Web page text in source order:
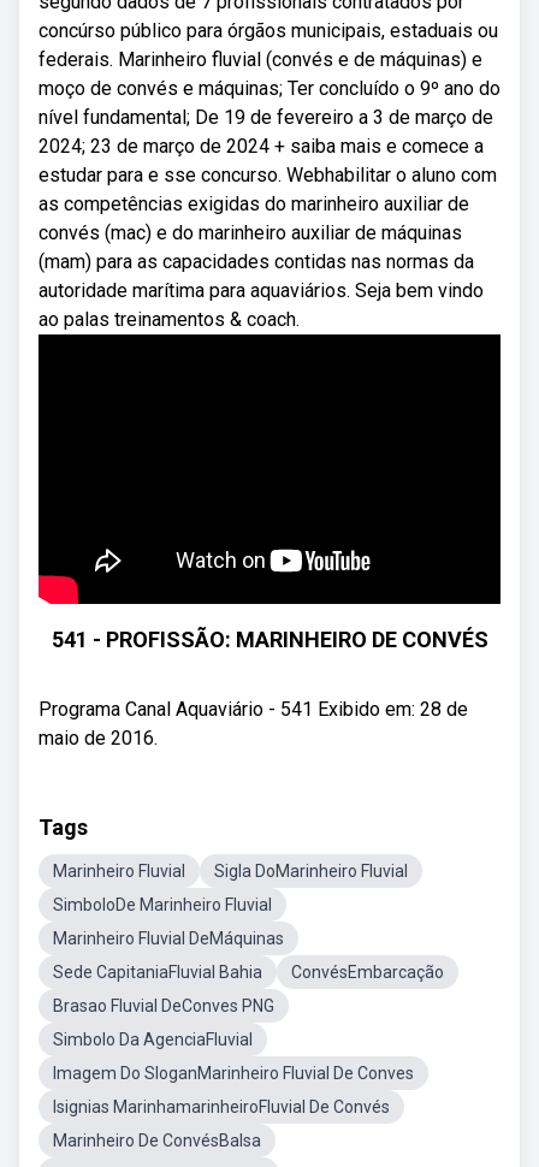
concúrso público para órgãos municipais, estaduais ou
federais. Marinheiro fluvial (convés e de máquinas) e
moço de convés e máquinas; Ter concluído o 9º ano do
nível fundamental; De 19 de fevereiro a 3 de março de
2024; 23 de março de 2024 + saiba mais e comece a
estudar para e sse concurso. Webhabilitar o aluno com
as competências exigidas do marinheiro auxiliar de
convés (mac) e do marinheiro auxiliar de máquinas
(mam) para as capacidades contidas nas normas da
autoridade marítima para aquaviários. Seja bem vindo
ao palas treinamentos & coach.
541 - PROFISSÃO: MARINHEIRO DE CONVÉS
Programa Canal Aquaviário - 541 Exibido em: 28 de
maio de 2016.
Tags
Marinheiro Fluvial
Sigla DoMarinheiro Fluvial
SimboloDe Marinheiro Fluvial
Marinheiro Fluvial DeMáquinas
Sede CapitaniaFluvial Bahia
ConvésEmbarcação
Brasao Fluvial DeConves PNG
Simbolo Da AgenciaFluvial
Imagem Do SloganMarinheiro Fluvial De Conves
Isignias MarinhamarinheiroFluvial De Convés
Marinheiro De ConvésBalsa